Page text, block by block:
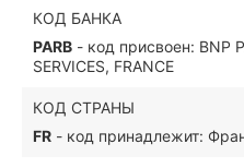
КОД БАНКА
PARB - код присвоен: BNP
SERVICES, FRANCE
КОД СТРАНЫ
FR - код принадлежит: